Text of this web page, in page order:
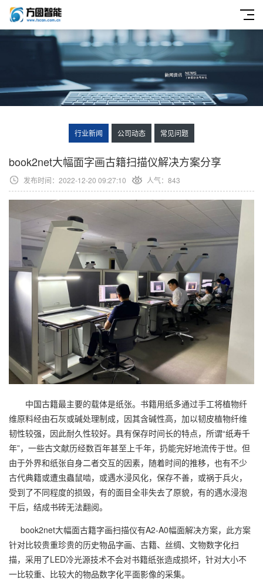
行业新闻 公司动态 常见问题
book2net大幅面字画古籍扫描仪解决方案分享
发布时间：2022-12-20 09:27:10 人气：843
中国古籍最主要的载体是纸张。书籍用纸多通过手工将植物纤
维原料经由石灰或碱处理制成，因其含碱性高，加以韧皮植物纤维
韧性较强，因此耐久性较好。具有保存时间长的特点，所谓“纸寿千
年”，一些古文献历经数百年甚至上千年，扔能完好地流传于世。但
由于外界和纸张自身二者交互的因素，随着时间的推移，也有不少
古代典籍或遭虫蟲鼠啮，或遇水浸风化，保存不善，或祸于兵火，
受到了不同程度的损毁，有的面目全非失去了原貌，有的遇水浸泡
干后，结成书砖无法翻阅。
book2net大幅面古籍字画扫描仪有A2-A0幅面解决方案，此方案
针对比较贵重珍贵的历史物品字画、古籍、丝绸、文物数字化扫
描，采用了LED冷光源技术不会对书籍纸张造成损坏，针对大小不
一比较重、比较大的物品数字化平面影像的采集。